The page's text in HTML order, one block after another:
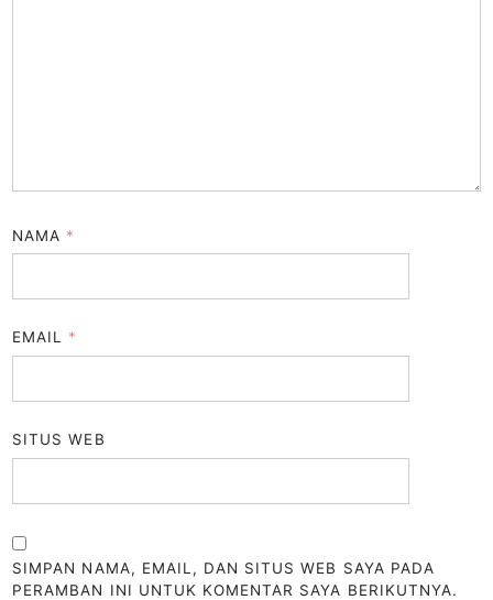
NAMA *
EMAIL *
SITUS WEB
SIMPAN NAMA, EMAIL, DAN SITUS WEB SAYA PADA
PERAMBAN INI UNTUK KOMENTAR SAYA BERIKUTNYA.